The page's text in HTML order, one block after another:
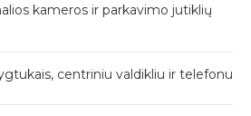
kameros ir parkavimo jutiklių
centriniu valdikliu ir telefonu